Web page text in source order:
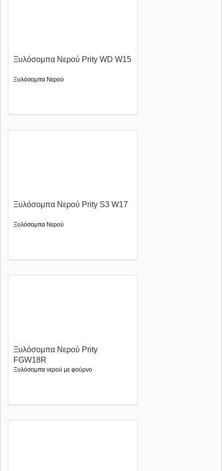
Ξυλόσομπα Νερού Prity WD W15
Ξυλόσομπα Νερού
Ξυλόσομπα Νερού Prity S3 W17
Ξυλόσομπα Νερού
Ξυλόσομπα Νερού Prity
FGW18R
Ξυλόσομπα νερού με φούρνο